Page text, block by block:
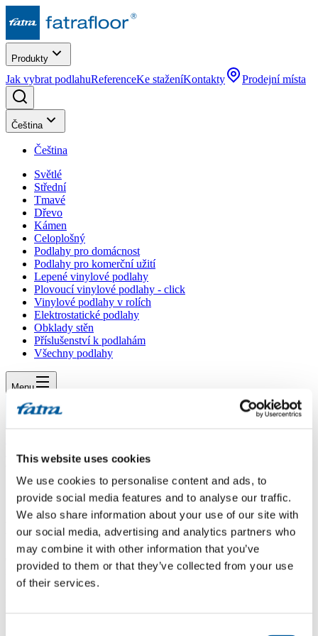
This website uses cookies
We use cookies to personalise content and ads, to
provide social media features and to analyse our traffic.
We also share information about your use of our site with
our social media, advertising and analytics partners who
may combine it with other information that you’ve
provided to them or that they’ve collected from your use
of their services.
Produkty
Jak vybrat podlahuReferenceKe staženíKontakty Prodejní místa
Čeština
Čeština
Světlé
Střední
Tmavé
Dřevo
Kámen
Celoplošný
Podlahy pro domácnost
Podlahy pro komerční užití
Lepené vinylové podlahy
Plovoucí vinylové podlahy - click
Vinylové podlahy v rolích
Elektrostatické podlahy
Obklady stěn
Příslušenství k podlahám
Všechny podlahy
Menu
Dotazy
doplnění podlady po rekonstrukci
doplnění podlady po rekonstrukci
Dotaz
dobrý den, máme položenou Vaši podlahu v chodbě a budeme v létě
rekontruovat koupelnu a kvůli posunu dveří budeme muset část
podlady rozebrat. Je prosím možné ji vůbec složit zpět nebo je to